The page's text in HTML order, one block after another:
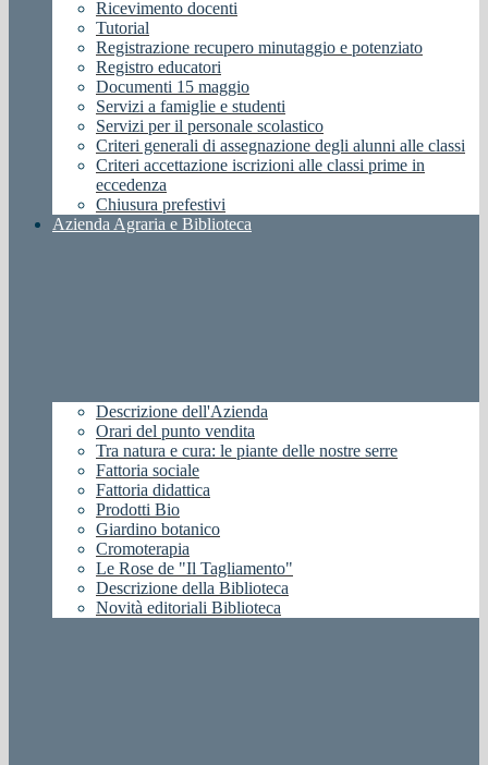
Ricevimento docenti
Tutorial
Registrazione recupero minutaggio e potenziato
Registro educatori
Documenti 15 maggio
Servizi a famiglie e studenti
Servizi per il personale scolastico
Criteri generali di assegnazione degli alunni alle classi
Criteri accettazione iscrizioni alle classi prime in
eccedenza
Chiusura prefestivi
Azienda Agraria e Biblioteca
Descrizione dell'Azienda
Orari del punto vendita
Tra natura e cura: le piante delle nostre serre
Fattoria sociale
Fattoria didattica
Prodotti Bio
Giardino botanico
Cromoterapia
Le Rose de "Il Tagliamento"
Descrizione della Biblioteca
Novità editoriali Biblioteca